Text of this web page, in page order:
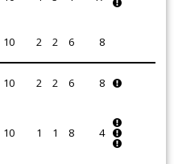
10 2 2 6 8
10 2 2 6 8
10 1 1 8 4